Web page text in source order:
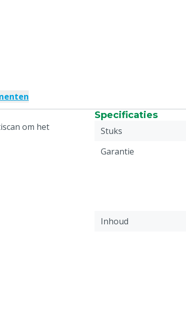
om het
Specificaties
Stuks
Garantie
Inhoud